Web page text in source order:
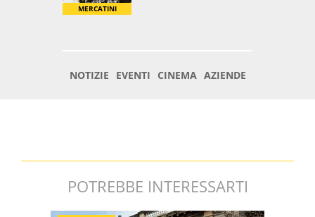
POTREBBE INTERESSARTI